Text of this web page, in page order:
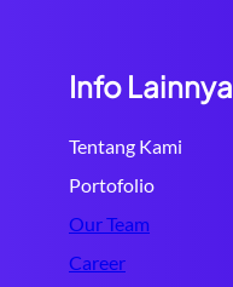
Info Lainnya
Tentang Kami
Portofolio
Our Team
Career